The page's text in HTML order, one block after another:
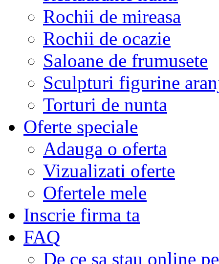
Rochii de mireasa
Rochii de ocazie
Saloane de frumusete
Sculpturi figurine
Torturi de nunta
Oferte speciale
Adauga o oferta
Vizualizati oferte
Ofertele mele
Inscrie firma ta
FAQ
De ce sa stau online